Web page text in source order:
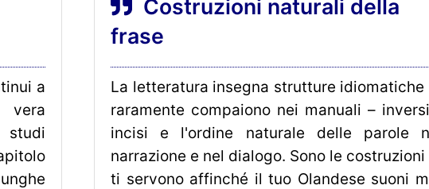
a
vera
studi
Costruzioni naturali della
frase
La letteratura insegna strutture idiomatiche
raramente compaiono nei manuali –
incisi e l'ordine naturale delle parole
narrazione e nel dialogo. Sono le costruzioni
ti servono affinché il tuo Olandese suoni